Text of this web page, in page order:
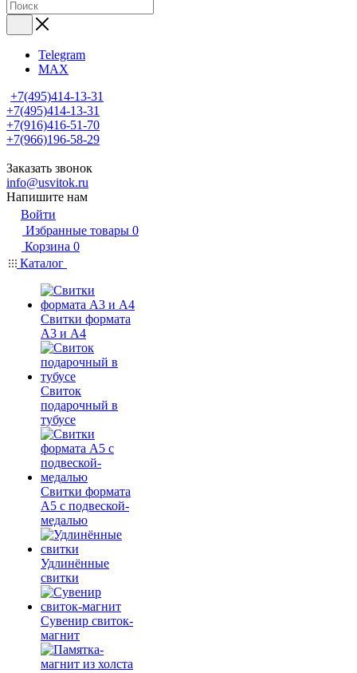
Telegram
MAX
+7(495)414-13-31
+7(495)414-13-31
+7(916)416-51-70
+7(966)196-58-29
Заказать звонок
info@usvitok.ru
Напишите нам
Войти
Избранные товары 0
Корзина 0
Каталог
Свитки формата
А3 и А4
Свиток
подарочный в
тубусе
Свитки формата
А5 с подвеской-
медалью
Удлинённые
свитки
Сувенир свиток-
магнит